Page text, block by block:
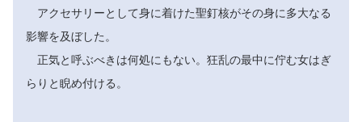
アクセサリーとして身に着けた聖釘核がその身に多大なる
影響を及ぼした。
正気と呼ぶべきは何処にもない。狂乱の最中に佇む女はぎ
らりと睨め付ける。